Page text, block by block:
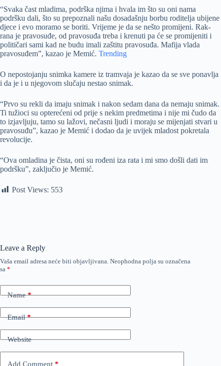
“Svaka čast mladima, podrška njima i hvala im što su oni nama
podršku dali, što su prepoznali našu dosadašnju borbu roditelja ubijene
djece i evo moramo se boriti. Vrijeme je da se nešto promijeni. Rak-
rana je pravosuđe, od pravosuđa treba i krenuti pa će se promijeniti i
političari sami kad ne budu imali zaštitu pravosuđa. Mafija vlada
pravosuđem”, kazao je Memić. Trending
O nepostojanju snimka kamere iz tramvaja je kazao da se sve ponavlja
i da je i u njegovom slučaju nestao snimak.
“Prvo su rekli da imaju snimak i nakon sedam dana da nemaju snimak.
Ti tužioci su opterećeni od prije s nekim predmetima i nije mi čudo da
to izjavljuju, tamo su lažovi, nečasni ljudi i moraju se mijenjati stvari u
pravosuđu”, kazao je Memić i dodao da je uvijek mladost pokretala
revolucije.
“Ova omladina je čista, oni su rođeni iza rata i mi smo došli dati im
podršku”, zaključio je Memić.
Post Views: 553
Leave a Reply
Vaša email adresa neće biti objavljivana. Neophodna polja su označena
sa *
Name*
Email*
Website
Add Comment *